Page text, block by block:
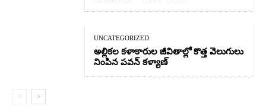
UNCATEGORIZED
అల్లికల కళాకారుల జీవితాల్లో కొత్త వెలుగులు
నింపిన పవన్ కళ్యాణ్